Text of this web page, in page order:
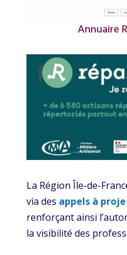
Annuaire
La Région Île-de-
via des appels à
renforçant ainsi
la visibilité des